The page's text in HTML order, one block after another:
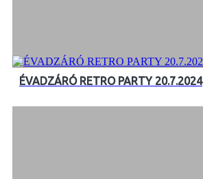
ÉVADZÁRÓ RETRO PARTY 20.7.2024